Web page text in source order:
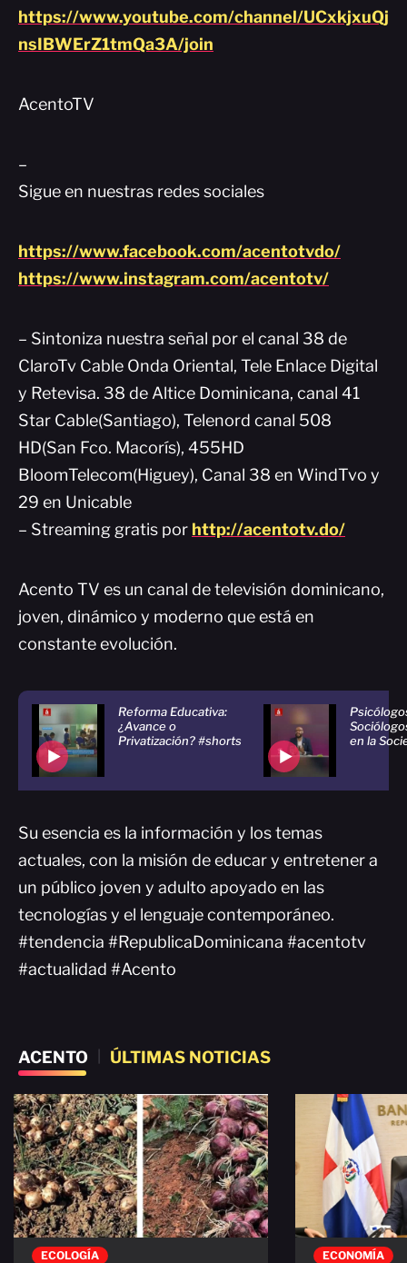
https://www.youtube.com/channel/UCxkjxuQj
nsIBWErZ1tmQa3A/join
AcentoTV
–
Sigue en nuestras redes sociales
https://www.facebook.com/acentotvdo/
https://www.instagram.com/acentotv/
– Sintoniza nuestra señal por el canal 38 de
ClaroTv Cable Onda Oriental, Tele Enlace Digital
y Retevisa. 38 de Altice Dominicana, canal 41
Star Cable(Santiago), Telenord canal 508
HD(San Fco. Macorís), 455HD
BloomTelecom(Higuey), Canal 38 en WindTvo y
29 en Unicable
– Streaming gratis por http://acentotv.do/
Acento TV es un canal de televisión dominicano,
joven, dinámico y moderno que está en
constante evolución.
Reforma Educativa:
¿Avance o
Privatización? #shorts
en la
Su esencia es la información y los temas
actuales, con la misión de educar y entretener a
un público joven y adulto apoyado en las
tecnologías y el lenguaje contemporáneo.
#tendencia #RepublicaDominicana #acentotv
#actualidad #Acento
ACENTO ÚLTIMAS NOTICIAS
ECOLOGÍA ECONOMÍA